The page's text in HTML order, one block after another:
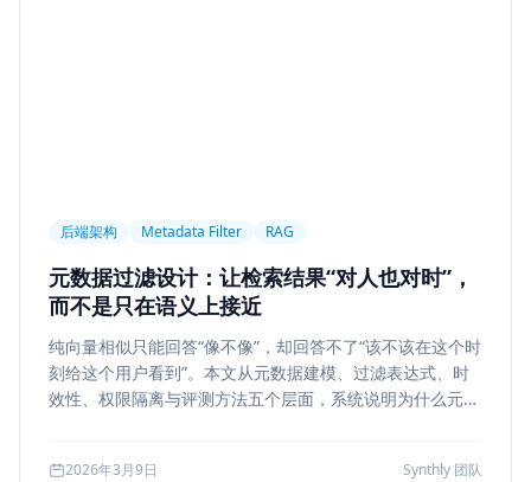
后端架构 Metadata Filter RAG
元数据过滤设计：让检索结果“对人也对时”，
而不是只在语义上接近
纯向量相似只能回答“像不像”，却回答不了“该不该在这个时
刻给这个用户看到”。本文从元数据建模、过滤表达式、时
效性、权限隔离与评测方法五个层面，系统说明为什么元数
2026年3月9日 Synthly 团队